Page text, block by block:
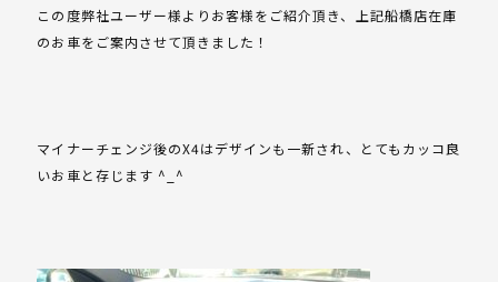
この度弊社ユーザー様よりお客様をご紹介頂き、上記船橋店在庫
のお車をご案内させて頂きました！
マイナーチェンジ後のX4はデザインも一新され、とてもカッコ良
いお車と存じます ^_^